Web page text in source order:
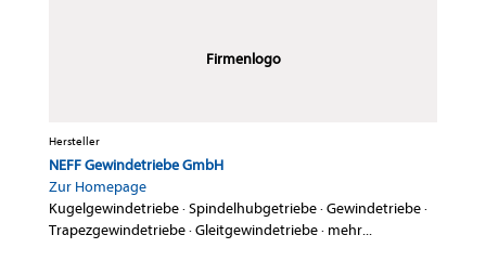
Firmenlogo
Hersteller
NEFF Gewindetriebe GmbH
Zur Homepage
Kugelgewindetriebe·Spindelhubgetriebe·Gewindetriebe·
Trapezgewindetriebe·Gleitgewindetriebe· mehr...